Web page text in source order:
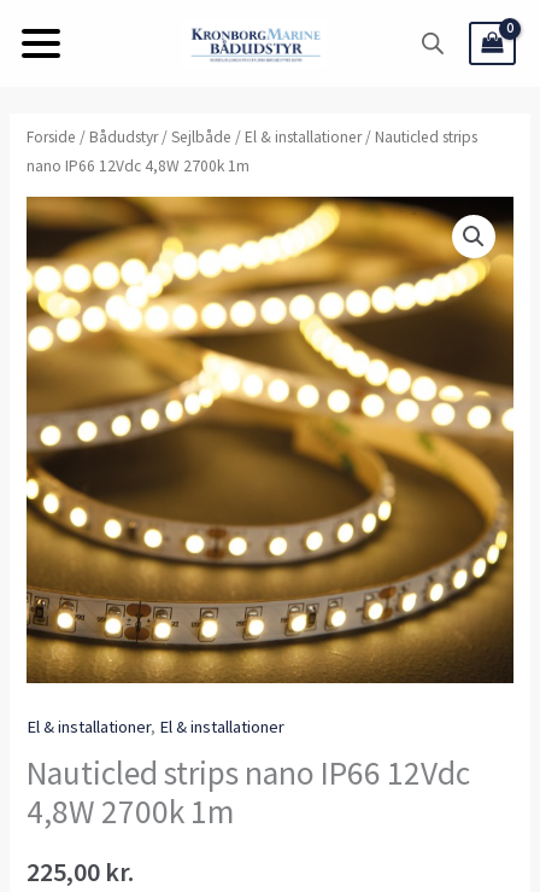
Forside / Bådudstyr/Sejlbåde / El & installationer/ Nauticled strips
nano IP66 12Vdc 4,8W 2700k 1m
El & installationer, El & installationer
Nauticled strips nano IP66 12Vdc
4,8W 2700k 1m
225,00 kr.
Nauticled
strips
nano
IP66
12Vdc
4,8W
2700k
1m